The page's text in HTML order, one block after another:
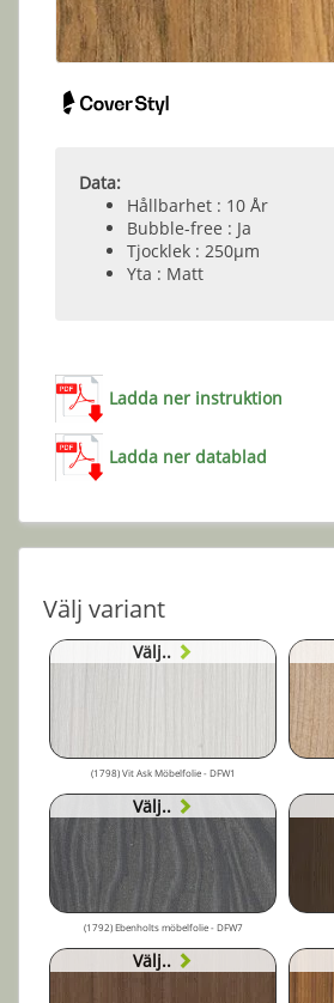
Data:
Hållbarhet : 10 År
Bubble-free : Ja
Tjocklek : 250µm
Yta : Matt
Ladda ner instruktion
Ladda ner datablad
Välj variant
Välj..
(1798) Vit Ask Möbelfolie - DFW1
Välj..
(1792) Ebenholts möbelfolie - DFW7
Välj..